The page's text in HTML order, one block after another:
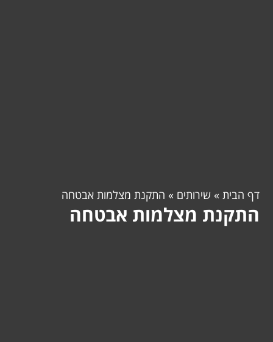
דף הבית » שירותים » התקנת מצלמות אבטחה
התקנת מצלמות אבטחה